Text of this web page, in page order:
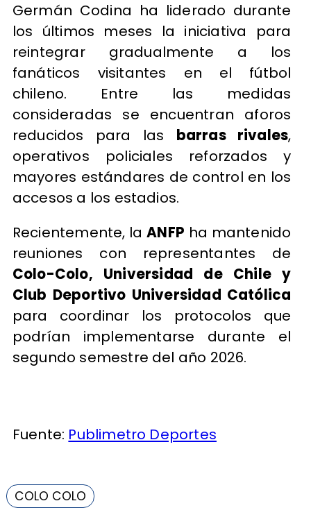
Germán Codina ha liderado durante
los últimos meses la iniciativa para
reintegrar gradualmente a los
fanáticos visitantes en el fútbol
chileno. Entre las medidas
consideradas se encuentran aforos
reducidos para las barras rivales,
operativos policiales reforzados y
mayores estándares de control en los
accesos a los estadios.
Recientemente, laANFP ha mantenido
reuniones con representantes de
Colo-Colo, Universidad de Chile y
Club Deportivo Universidad Católica
para coordinar los protocolos que
podrían implementarse durante el
segundo semestre del año 2026.
Fuente: Publimetro Deportes
COLO COLO